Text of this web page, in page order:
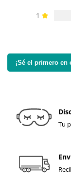
1
¡Sé el primero
Tu